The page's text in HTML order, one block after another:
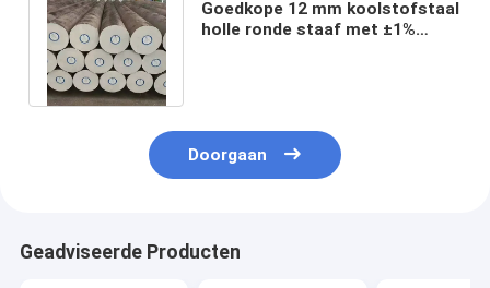
Goedkope 12 mm koolstofstaal
holle ronde staaf met ±1%
Doorgaan
Geadviseerde Producten